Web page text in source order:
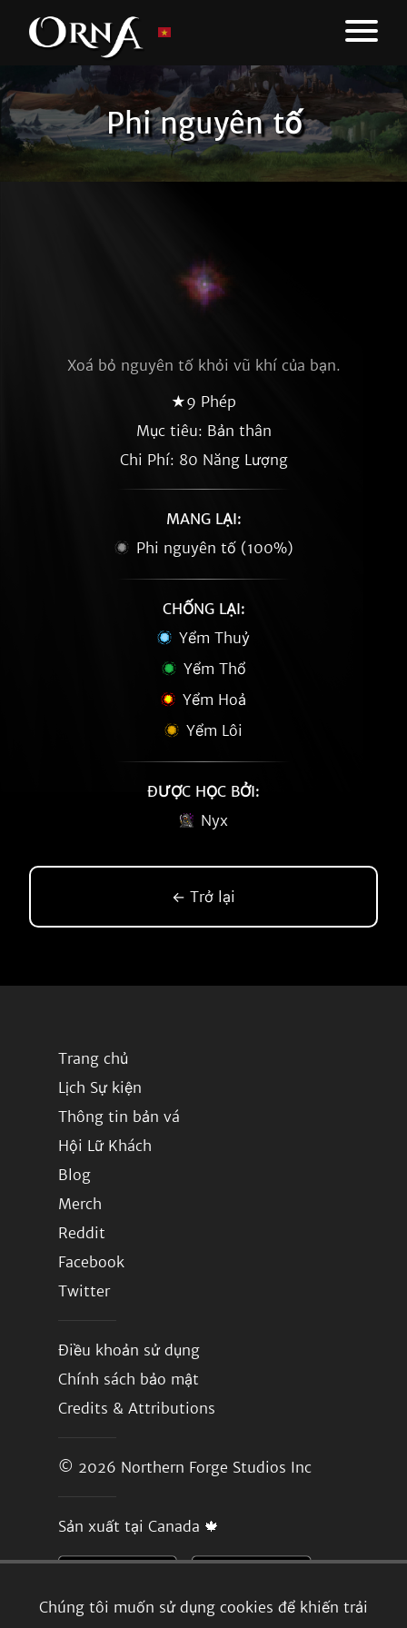
Phi nguyên tố
Chúng tôi muốn sử dụng cookies để khiến trải
Xoá bỏ nguyên tố khỏi vũ khí của bạn.
★9 Phép
Mục tiêu: Bản thân
Chi Phí: 80 Năng Lượng
MANG LẠI:
Phi nguyên tố (100%)
CHỐNG LẠI:
Yểm Thuỷ
Yểm Thổ
Yểm Hoả
Yểm Lôi
ĐƯỢC HỌC BỞI:
Nyx
← Trở lại
Trang chủ
Lịch Sự kiện
Thông tin bản vá
Hội Lữ Khách
Blog
Merch
Reddit
Facebook
Twitter
Điều khoản sử dụng
Chính sách bảo mật
Credits & Attributions
© 2026 Northern Forge Studios Inc
Sản xuất tại Canada 🍁